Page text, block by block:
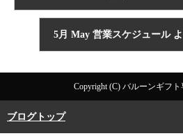
5月 May 営業スケジュール
Copyright (C) バルーンギフ
ブログトップ